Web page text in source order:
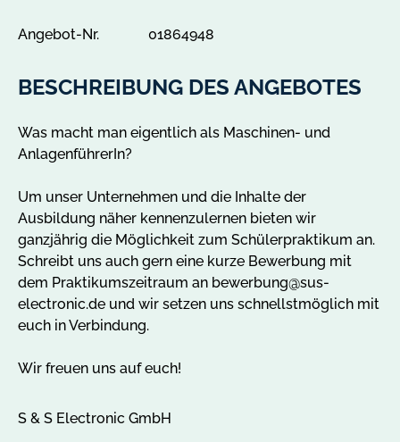
A
n
e
t
e
i
n
K
l
Angebot-Nr. 01864948
BESCHREIBUNG DES ANGEBOTES
Was macht man eigentlich als Maschinen- und
AnlagenführerIn?
Um unser Unternehmen und die Inhalte der
Ausbildung näher kennenzulernen bieten wir
ganzjährig die Möglichkeit zum Schülerpraktikum an.
Schreibt uns auch gern eine kurze Bewerbung mit
dem Praktikumszeitraum an bewerbung@sus-
electronic.de und wir setzen uns schnellstmöglich mit
euch in Verbindung.
Wir freuen uns auf euch!
S & S Electronic GmbH